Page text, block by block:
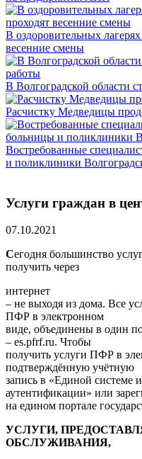
В оздоровительных
весенние смены
В Волгоградской области
Расчистку Медведицы
Востребованные
и поликлиники
Услуги граждан в
07.10.2021
Сегодня большинство
получить через
интернет
– не выходя из дома. Все
ПФР в электронном
виде, объединены в один
– es.pfrf.ru. Чтобы
получить услуги ПФР в
подтверждённую учётную
запись в «Единой системе
аутентификации» или
на едином портале
УСЛУГИ,
ОБСЛУЖИВАНИЯ,